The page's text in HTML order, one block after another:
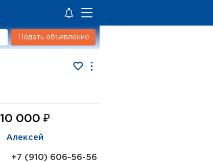
Подать объявление
10 000 ₽
Алексей
+7 (910) 606-56-56